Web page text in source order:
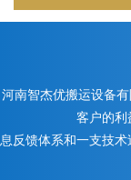
河南智杰优搬运设备
客户的利
息反馈体系和一支技